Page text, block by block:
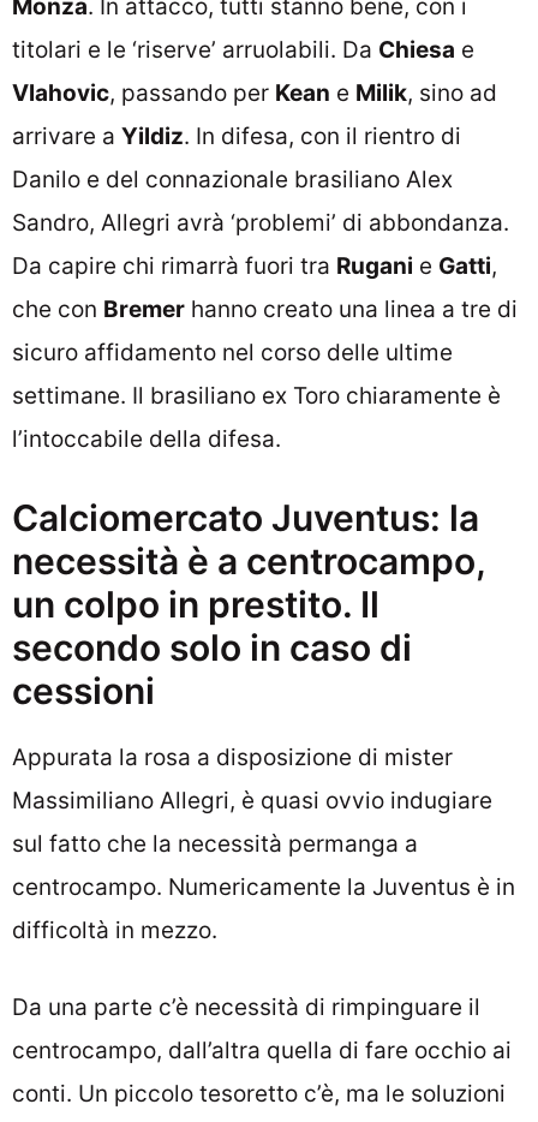
Monza. In attacco, tutti stanno bene, con i
titolari e le ‘riserve’ arruolabili. Da Chiesa e
Vlahovic, passando per Kean e Milik, sino ad
arrivare a Yildiz. In difesa, con il rientro di
Danilo e del connazionale brasiliano Alex
Sandro, Allegri avrà ‘problemi’ di abbondanza.
Da capire chi rimarrà fuori tra Rugani e Gatti,
che con Bremer hanno creato una linea a tre di
sicuro affidamento nel corso delle ultime
settimane. Il brasiliano ex Toro chiaramente è
l’intoccabile della difesa.
Calciomercato Juventus: la
necessità è a centrocampo,
un colpo in prestito. Il
secondo solo in caso di
cessioni
Appurata la rosa a disposizione di mister
Massimiliano Allegri, è quasi ovvio indugiare
sul fatto che la necessità permanga a
centrocampo. Numericamente la Juventus è in
difficoltà in mezzo.
Da una parte c’è necessità di rimpinguare il
centrocampo, dall’altra quella di fare occhio ai
conti. Un piccolo tesoretto c’è, ma le soluzioni